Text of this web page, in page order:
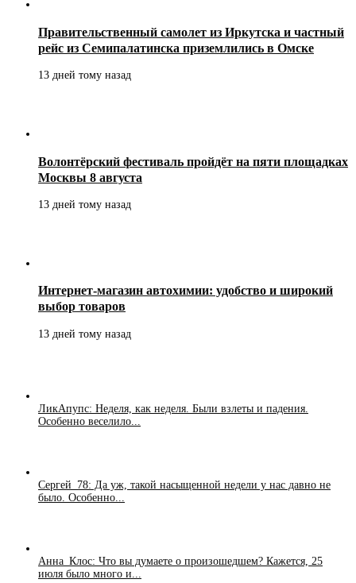
Правительственный самолет из Иркутска и частный
рейс из Семипалатинска приземлились в Омске
13 дней тому назад
Волонтёрский фестиваль пройдёт на пяти площадках
Москвы 8 августа
13 дней тому назад
Интернет-магазин автохимии: удобство и широкий
выбор товаров
13 дней тому назад
ЛикАпупс: Неделя, как неделя. Были взлеты и падения.
Особенно веселило...
Сергей_78: Да уж, такой насыщенной недели у нас давно не
было. Особенно...
Анна_Клос: Что вы думаете о произошедшем? Кажется, 25
июля было много и...